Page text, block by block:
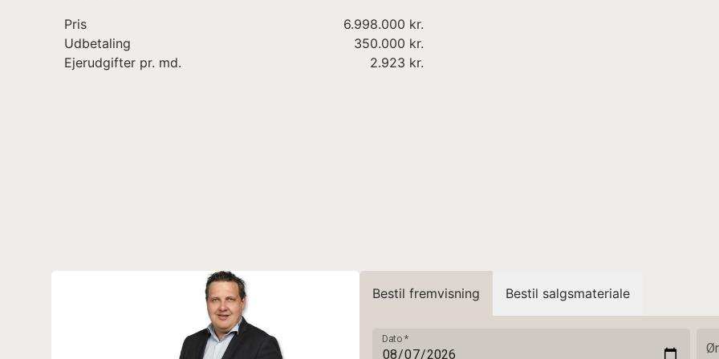
Pris
6.998.000 kr.
Udbetaling
350.000 kr.
Ejerudgifter pr. md.
2.923 kr.
Bestil fremvisning Bestil salgsmateriale
Dato *